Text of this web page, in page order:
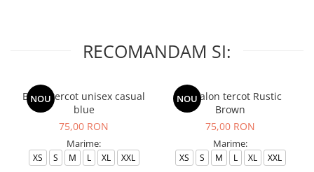
RECOMANDAM SI:
NOU
Bluza tercot unisex casual
blue
75,00 RON
Marime:
XS S M L XL XXL
NOU
Pantalon tercot Rustic
Brown
75,00 RON
Marime:
XS S M L XL XXL